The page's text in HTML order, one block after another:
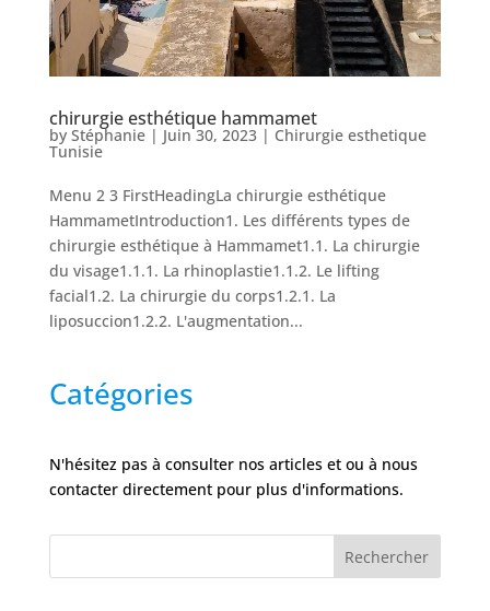
Nos
Tarifs
Nos
chirurgies
Obésité
Nos
chirurgiens
Services
Nos
cliniques
chirurgie esthétique hammamet
by Stéphanie| Juin 30, 2023| Chirurgie esthetique
Tunisie
Menu 2 3 FirstHeadingLa chirurgie esthétique
HammametIntroduction1. Les différents types de
chirurgie esthétique à Hammamet1.1. La chirurgie
du visage1.1.1. La rhinoplastie1.1.2. Le lifting
facial1.2. La chirurgie du corps1.2.1. La
liposuccion1.2.2. L'augmentation...
Catégories
N'hésitez pas à consulter nos articles et ou à nous
contacter directement pour plus d'informations.
Rechercher